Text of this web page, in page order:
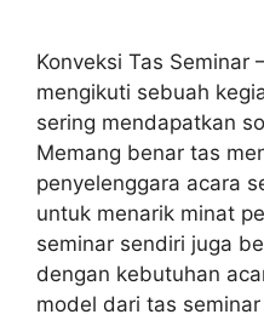
Konveksi Tas Seminar
mengikuti sebuah
sering mendapatkan
Memang benar tas
penyelenggara acara
untuk menarik minat
seminar sendiri juga
dengan kebutuhan
model dari tas